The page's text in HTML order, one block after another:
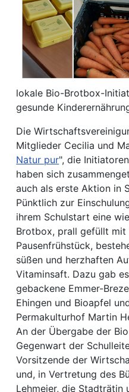
lokale Bio-Brotbox-
gesunde
Die
Mitglieder Cecilia und
Natur pur", die
haben sich
auch als erste Aktion in
Pünktlich zur
ihrem Schulstart eine
Brotbox, prall gefüllt mit
Pausenfrühstück,
süßen und herzhaften
Vitaminsaft. Dazu gab
gebackene Emmer-
Ehingen und Bioapfel
Permakulturhof Martin
An der Übergabe der
Gegenwart der
Vorsitzende der
und, in Vertretung des
Lehmeier, die Stadträtin